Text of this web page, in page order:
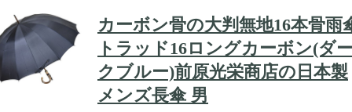
カーボン骨の大判無地16本骨雨
トラッド16ロングカーボン(ダー
クブルー)前原光栄商店の日本製
メンズ長傘 男